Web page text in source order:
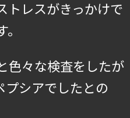
トレスがきっかけで
色々な検査をしたが
プシアでしたとの